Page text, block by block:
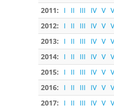
2011:
I II III IV V
2012:
I II III IV V
2013:
I II III IV V
2014:
I II III IV V
2015:
I II III IV V
2016:
I II III IV V
2017:
I II III IV V